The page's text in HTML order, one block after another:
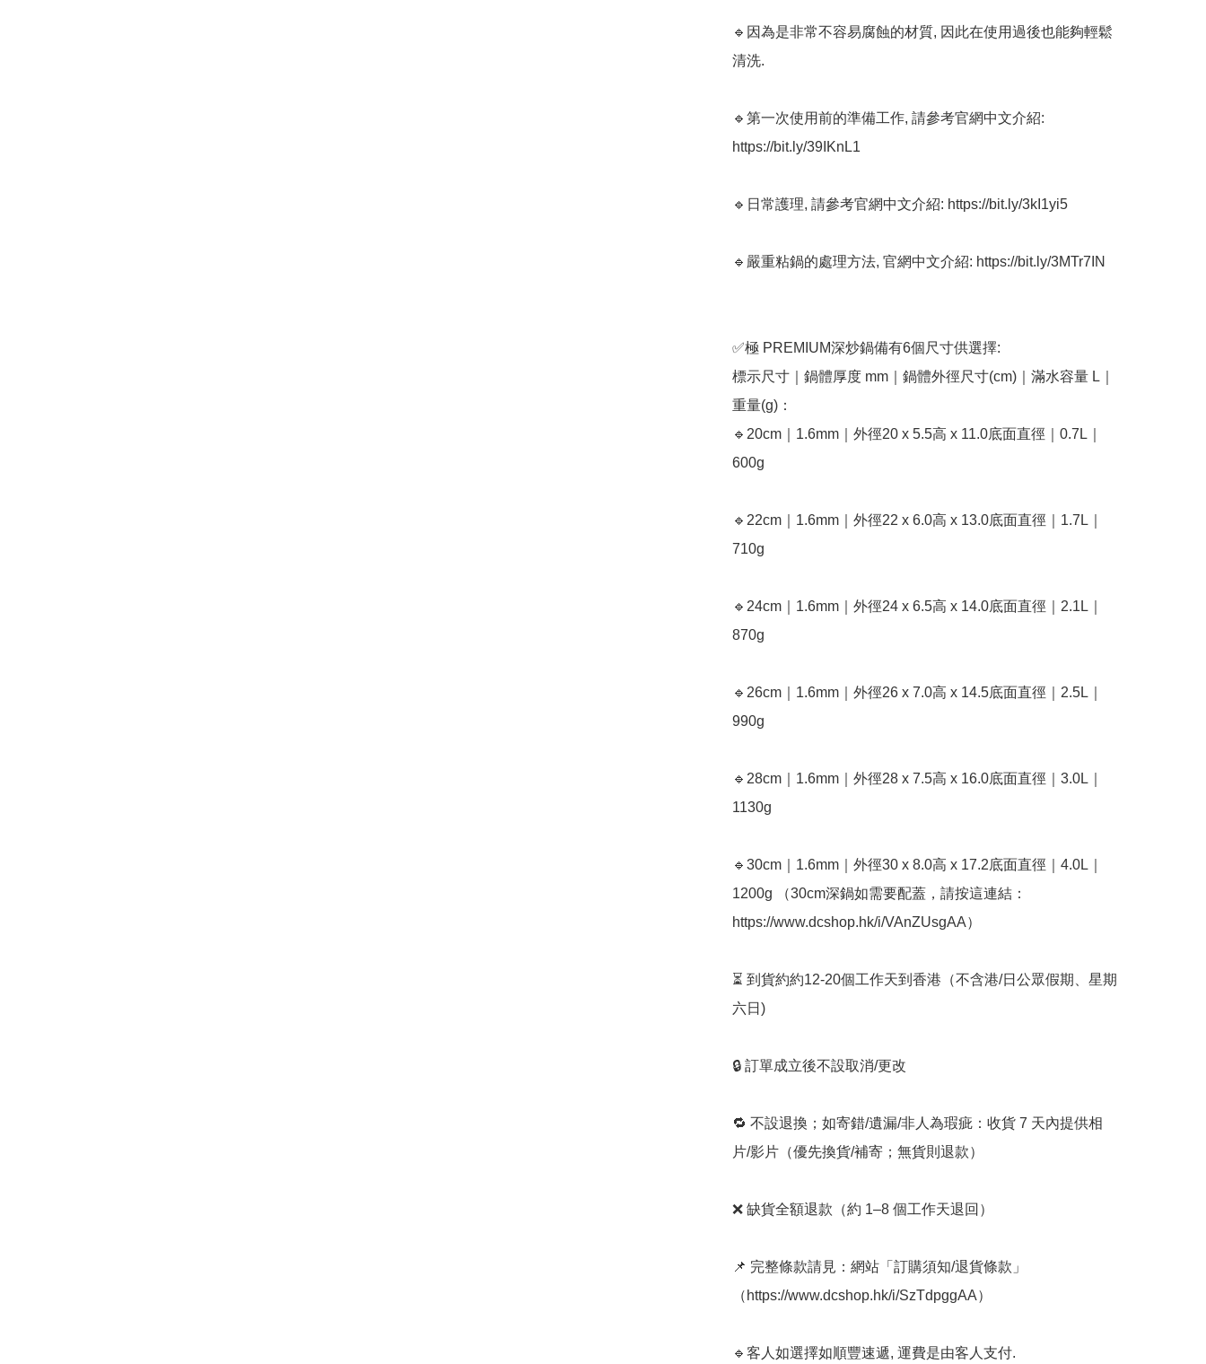
🔹因為是非常不容易腐蝕的材質, 因此在使用過後也能夠輕鬆
清洗.
🔹第一次使用前的準備工作, 請參考官網中文介紹:
https://bit.ly/39IKnL1
🔹日常護理, 請參考官網中文介紹: https://bit.ly/3kI1yi5
🔹嚴重粘鍋的處理方法, 官網中文介紹: https://bit.ly/3MTr7IN
✅極 PREMIUM深炒鍋備有6個尺寸供選擇:
標示尺寸｜鍋體厚度 mm｜鍋體外徑尺寸(cm)｜滿水容量 L｜
重量(g)：
🔹20cm｜1.6mm｜外徑20 x 5.5高 x 11.0底面直徑｜0.7L｜
600g
🔹22cm｜1.6mm｜外徑22 x 6.0高 x 13.0底面直徑｜1.7L｜
710g
🔹24cm｜1.6mm｜外徑24 x 6.5高 x 14.0底面直徑｜2.1L｜
870g
🔹26cm｜1.6mm｜外徑26 x 7.0高 x 14.5底面直徑｜2.5L｜
990g
🔹28cm｜1.6mm｜外徑28 x 7.5高 x 16.0底面直徑｜3.0L｜
1130g
🔹30cm｜1.6mm｜外徑30 x 8.0高 x 17.2底面直徑｜4.0L｜
1200g （30cm深鍋如需要配蓋，請按這連結：
https://www.dcshop.hk/i/VAnZUsgAA）
⏳ 到貨約約12-20個工作天到香港（不含港/日公眾假期、星期
六日)
🔒 訂單成立後不設取消/更改
🔁 不設退換；如寄錯/遺漏/非人為瑕疵：收貨 7 天內提供相
片/影片（優先換貨/補寄；無貨則退款）
❌ 缺貨全額退款（約 1–8 個工作天退回）
📌 完整條款請見：網站「訂購須知/退貨條款」
（https://www.dcshop.hk/i/SzTdpggAA）
🔹客人如選擇如順豐速遞, 運費是由客人支付.